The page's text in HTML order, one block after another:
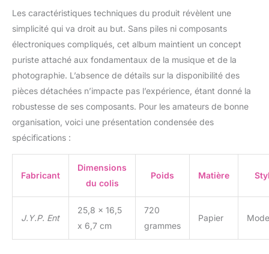
Les caractéristiques techniques du produit révèlent une
simplicité qui va droit au but. Sans piles ni composants
électroniques compliqués, cet album maintient un concept
puriste attaché aux fondamentaux de la musique et de la
photographie. L’absence de détails sur la disponibilité des
pièces détachées n’impacte pas l’expérience, étant donné la
robustesse de ses composants. Pour les amateurs de bonne
organisation, voici une présentation condensée des
spécifications :
Fabricant
Dimensions
du colis
Poids Matière
J.Y.P. Ent
25,8 x 16,5
x 6,7 cm
720
grammes
Papier